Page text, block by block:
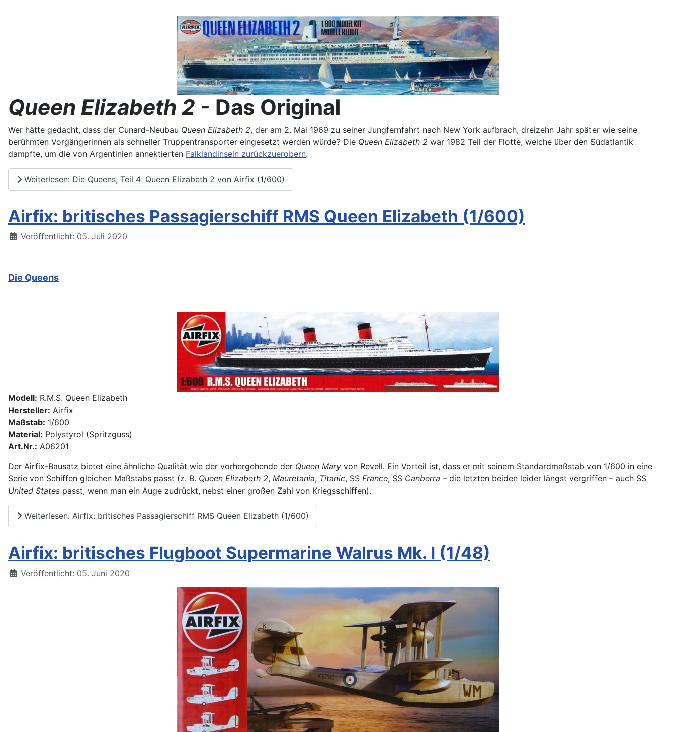
Queen Elizabeth 2 - Das Original
Wer hätte gedacht, dass der Cunard-Neubau Queen Elizabeth 2, der am 2. Mai 1969 zu seiner Jungfernfahrt nach New York aufbrach, dreizehn Jahr später wie seine
berühmten Vorgängerinnen als schneller Truppentransporter eingesetzt werden würde? Die Queen Elizabeth 2 war 1982 Teil der Flotte, welche über den Südatlantik
dampfte, um die von Argentinien annektierten Falklandinseln zurückzuerobern.
Weiterlesen: Die Queens, Teil 4: Queen Elizabeth 2 von Airfix (1/600)
Airfix: britisches Passagierschiff RMS Queen Elizabeth (1/600)
Details
Veröffentlicht: 05. Juli 2020
Die Queens
Modell: R.M.S. Queen Elizabeth
Hersteller: Airfix
Maßstab: 1/600
Material: Polystyrol (Spritzguss)
Art.Nr.: A06201
Der Airfix-Bausatz bietet eine ähnliche Qualität wie der vorhergehende der Queen Mary von Revell. Ein Vorteil ist, dass er mit seinem Standardmaßstab von 1/600 in eine
Serie von Schiffen gleichen Maßstabs passt (z. B. Queen Elizabeth 2, Mauretania, Titanic, SS France, SS Canberra – die letzten beiden leider längst vergriffen – auch SS
United States passt, wenn man ein Auge zudrückt, nebst einer großen Zahl von Kriegsschiffen).
Weiterlesen: Airfix: britisches Passagierschiff RMS Queen Elizabeth (1/600)
Airfix: britisches Flugboot Supermarine Walrus Mk. I (1/48)
Details
Veröffentlicht: 05. Juni 2020